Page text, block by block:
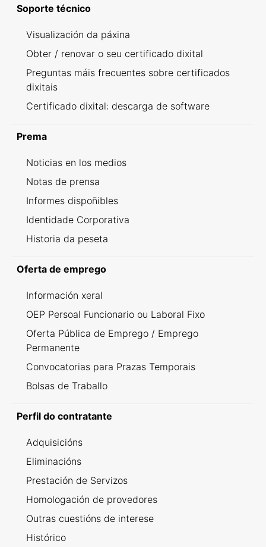
Soporte técnico
Visualización da páxina
Obter / renovar o seu certificado dixital
Preguntas máis frecuentes sobre certificados
dixitais
Certificado dixital: descarga de software
Prema
Noticias en los medios
Notas de prensa
Informes dispoñibles
Identidade Corporativa
Historia da peseta
Oferta de emprego
Información xeral
OEP Persoal Funcionario ou Laboral Fixo
Oferta Pública de Emprego / Emprego
Permanente
Convocatorias para Prazas Temporais
Bolsas de Traballo
Perfil do contratante
Adquisicións
Eliminacións
Prestación de Servizos
Homologación de provedores
Outras cuestións de interese
Histórico